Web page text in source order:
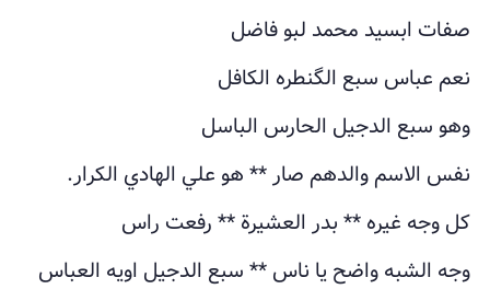
صفات ابسيد محمد لبو فاضل
نعم عباس سبع الگنطره الكافل
وهو سبع الدجيل الحارس الباسل
نفس الاسم والدهم صار ** هو علي الهادي الكرار.
كل وجه غيره ** بدر العشيرة ** رفعت راس
وجه الشبه واضح يا ناس ** سبع الدجيل اويه العباس